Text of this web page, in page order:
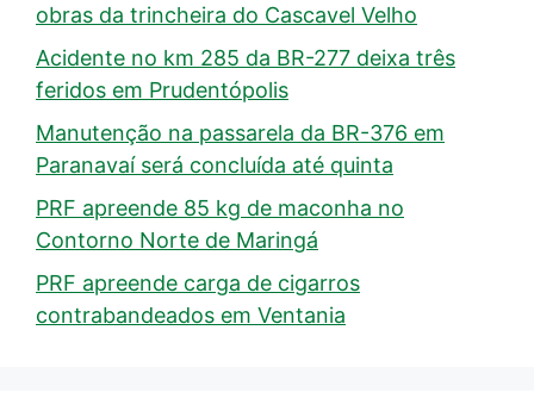
obras da trincheira do Cascavel Velho
Acidente no km 285 da BR-277 deixa três
feridos em Prudentópolis
Manutenção na passarela da BR-376 em
Paranavaí será concluída até quinta
PRF apreende 85 kg de maconha no
Contorno Norte de Maringá
PRF apreende carga de cigarros
contrabandeados em Ventania